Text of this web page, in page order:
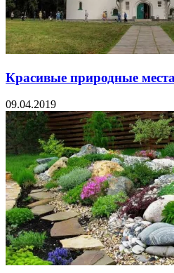
Красивые природные
09.04.2019